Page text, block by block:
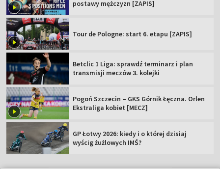
postawy mężczyzn [ZAPIS]
Tour de Pologne: start 6. etapu [ZAPIS]
Betclic 1 Liga: sprawdź terminarz i plan
transmisji meczów 3. kolejki
Pogoń Szczecin – GKS Górnik Łęczna. Orlen
Ekstraliga kobiet [MECZ]
GP Łotwy 2026: kiedy i o której dzisiaj
wyścig żużlowych IMŚ?